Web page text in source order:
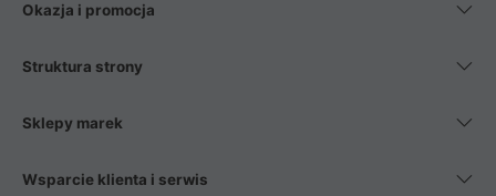
Okazja i promocja
Struktura strony
Sklepy marek
Wsparcie klienta i serwis